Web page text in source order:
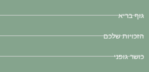
גוף בריא
הזכויות שלכם
כושר גופני